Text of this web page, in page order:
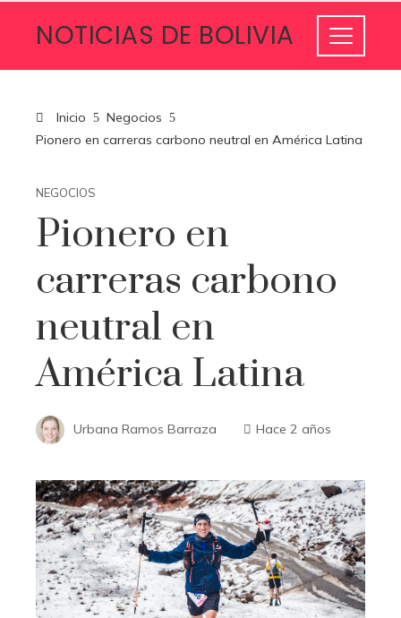
NOTICIAS DE BOLIVIA
Inicio
Negocios
Pionero en carreras carbono neutral en América Latina
NEGOCIOS
Pionero en
carreras carbono
neutral en
América Latina
Urbana Ramos Barraza Hace 2 años